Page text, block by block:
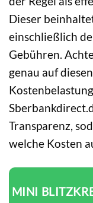
Dieser
einschließlich
Gebühren.
genau auf
Transparenz,
welche Kosten
MINI